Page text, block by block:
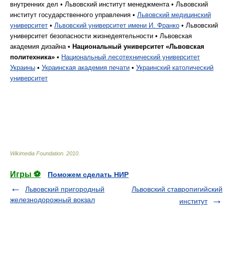
внутренних дел • Львовский институт менеджмента • Львовский
институт государственного управления • Львовский медицинский
университет • Львовский университет имени И. Франко • Львовский
университет безопасности жизнедеятельности • Львовская
академия дизайна • Национальный университет «Львовская
политехника» • Национальный лесотехнический университет
Украины • Украинская академия печати • Украинский католический
университет
Wikimedia Foundation 2010
Игры ⚽
Поможем сделать НИР
Львовский пригородный
железнодорожный вокзал
Львовский ставропигийский
институт